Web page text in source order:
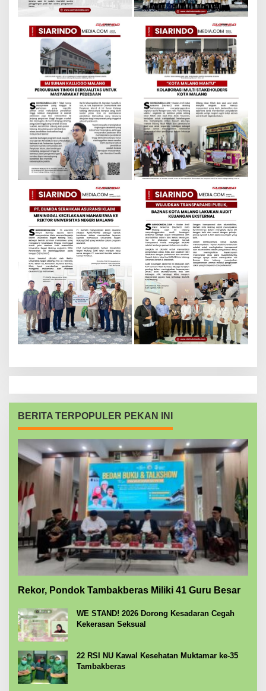
BERITA TERPOPULER PEKAN INI
Rekor, Pondok Tambakberas Miliki 41 Guru Besar
WE STAND! 2026 Dorong Kesadaran Cegah
Kekerasan Seksual
22 RSI NU Kawal Kesehatan Muktamar ke-35
Tambakberas